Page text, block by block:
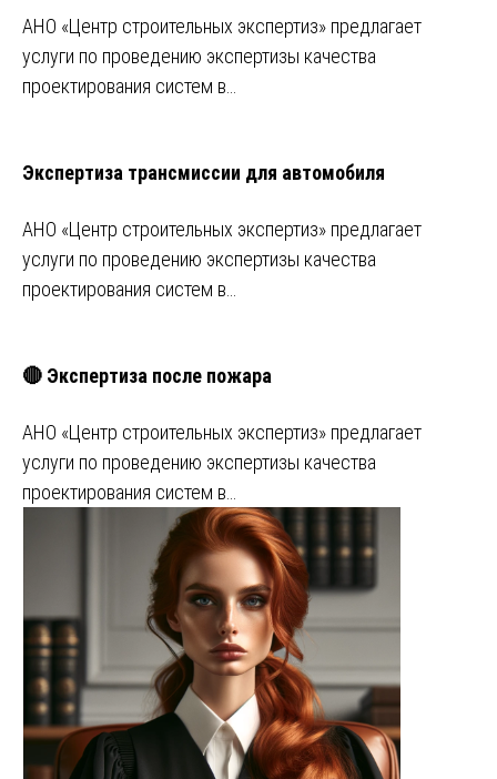
АНО «Центр строительных экспертиз» предлагает
услуги по проведению экспертизы качества
проектирования систем в…
Экспертиза трансмиссии для автомобиля
АНО «Центр строительных экспертиз» предлагает
услуги по проведению экспертизы качества
проектирования систем в…
🔴 Экспертиза после пожара
АНО «Центр строительных экспертиз» предлагает
услуги по проведению экспертизы качества
проектирования систем в…